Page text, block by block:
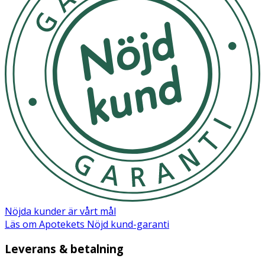
förpackningen noggrant innan användning. Använd ej
runt ögonen.
- Det datum som står tryckt på påsen som stripsen ligger
i är tillverkningsdatum. Produkten är hållbar 300 dagar
från tillverkningsdatum.
Inneh
Polyquaternium-37, Silica, Aqua, Glycerin, Polysilicone-13,
PEG-12 Dimethicone, Titanium Dioxide, Sodium Citrate,
Methylparaben, Citral, Limonene, Geraniol, Linalool,
Parfum.
Nöjda kunder är vårt mål
Läs om Apotekets Nöjd kund-garanti
Leverans & betalning